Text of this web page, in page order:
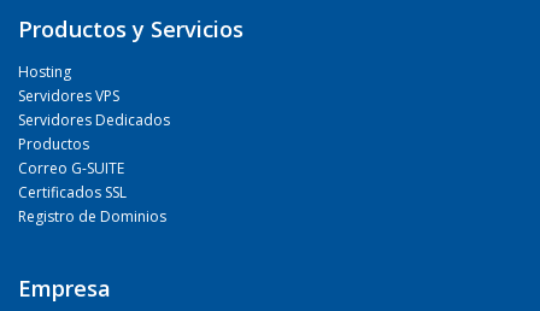
Productos y Servicios
Hosting
Servidores VPS
Servidores Dedicados
Productos
Correo G-SUITE
Certificados SSL
Registro de Dominios
Empresa